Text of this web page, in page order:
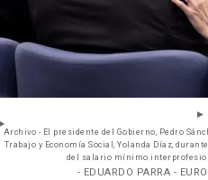
Archivo - El presidente del Gobierno, Pedro Sánchez, y la vicepresidenta segunda y
Trabajo y Economía Social, Yolanda Díaz,
del salario mínimo
- EDUARDO PARRA -